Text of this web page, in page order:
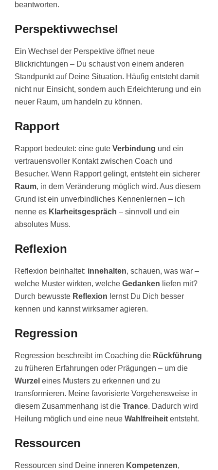
beantworten.
Perspektivwechsel
Ein Wechsel der Perspektive öffnet neue
Blickrichtungen – Du schaust von einem anderen
Standpunkt auf Deine Situation. Häufig entsteht damit
nicht nur Einsicht, sondern auch Erleichterung und ein
neuer Raum, um handeln zu können.
Rapport
Rapport bedeutet: eine gute Verbindung und ein
vertrauensvoller Kontakt zwischen Coach und
Besucher. Wenn Rapport gelingt, entsteht ein sicherer
Raum, in dem Veränderung möglich wird. Aus diesem
Grund ist ein unverbindliches Kennenlernen – ich
nenne es Klarheitsgespräch – sinnvoll und ein
absolutes Muss.
Reflexion
Reflexion beinhaltet: innehalten, schauen, was war –
welche Muster wirkten, welche Gedanken liefen mit?
Durch bewusste Reflexion lernst Du Dich besser
kennen und kannst wirksamer agieren.
Regression
Regression beschreibt im Coaching die Rückführung
zu früheren Erfahrungen oder Prägungen – um die
Wurzel eines Musters zu erkennen und zu
transformieren. Meine favorisierte Vorgehensweise in
diesem Zusammenhang ist die Trance. Dadurch wird
Heilung möglich und eine neue Wahlfreiheit entsteht.
Ressourcen
Ressourcen sind Deine inneren Kompetenzen,